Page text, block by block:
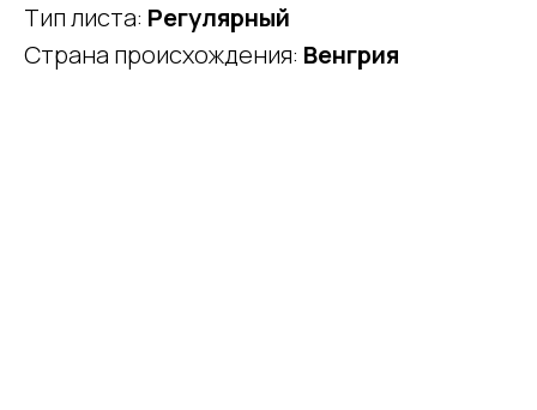
Тип листа: Регулярный
Страна происхождения: Венгрия